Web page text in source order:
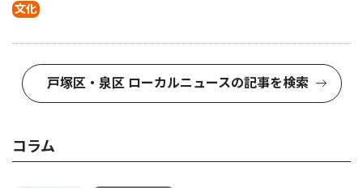
文化
戸塚区・泉区 ローカルニュースの記事を検索
コラム